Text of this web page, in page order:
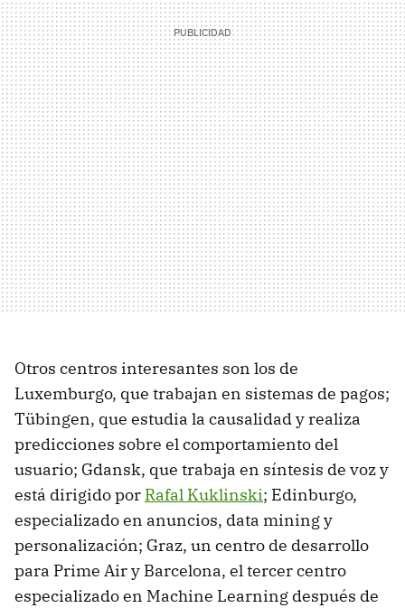
Otros centros interesantes son los de
Luxemburgo, que trabajan en sistemas de pagos;
Tübingen, que estudia la causalidad y realiza
predicciones sobre el comportamiento del
usuario; Gdansk, que trabaja en síntesis de voz y
está dirigido por Rafal Kuklinski; Edinburgo,
especializado en anuncios, data mining y
personalización; Graz, un centro de desarrollo
para Prime Air y Barcelona, el tercer centro
especializado en Machine Learning después de